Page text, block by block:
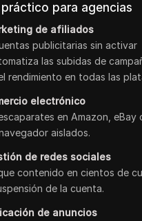
para agencias
de afiliados
publicitarias sin activar
las subidas de
rendimiento en todas las
electrónico
en Amazon,
aislados.
de redes sociales
contenido en cientos de
de la cuenta.
de anuncios